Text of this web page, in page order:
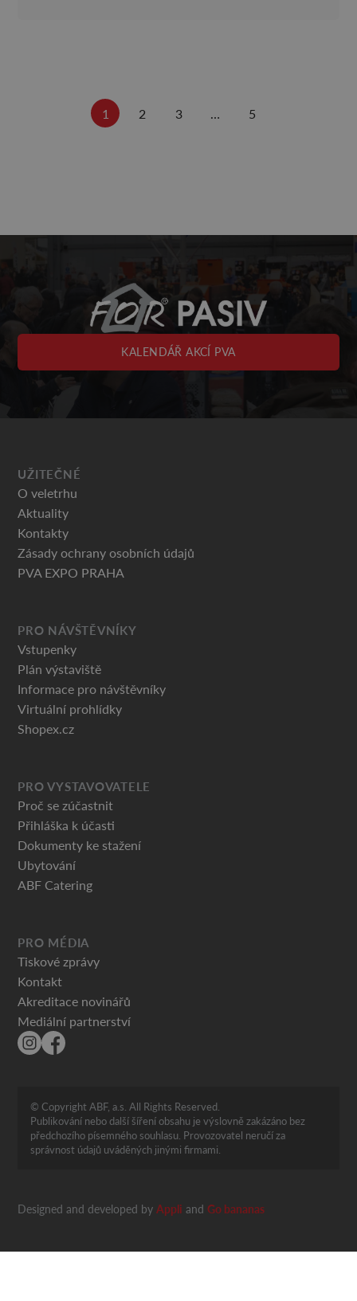
1 2 3 … 5
KALENDÁŘ AKCÍ PVA
UŽITEČNÉ
O veletrhu
Aktuality
Kontakty
Zásady ochrany osobních údajů
PVA EXPO PRAHA
PRO NÁVŠTĚVNÍKY
Vstupenky
Plán výstaviště
Informace pro návštěvníky
Virtuální prohlídky
Shopex.cz
PRO VYSTAVOVATELE
Proč se zúčastnit
Přihláška k účasti
Dokumenty ke stažení
Ubytování
ABF Catering
PRO MÉDIA
Tiskové zprávy
Kontakt
Akreditace novinářů
Mediální partnerství
© Copyright ABF, a.s. All Rights Reserved.
Publikování nebo další šíření obsahu je výslovně zakázáno bez
předchozího písemného souhlasu. Provozovatel neručí za
správnost údajů uváděných jinými firmami.
Designed and developed byAppli andGo bananas